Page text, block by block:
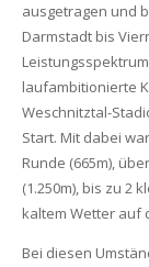
ausgetragen und
Darmstadt bis
laufambitionierte
Weschnitztal-
Start. Mit dabei
Runde (665m),
(1.250m), bis zu 2
kaltem Wetter auf
Bei diesen